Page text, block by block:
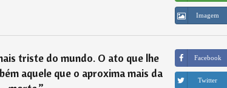
Imagem
triste do mundo. O ato que lhe
aquele que o aproxima mais da
Facebook
Twitter